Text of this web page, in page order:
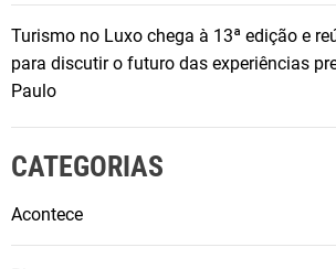
Turismo no Luxo chega à 13ª edição e
para discutir o futuro das experiências
Paulo
CATEGORIAS
Acontece